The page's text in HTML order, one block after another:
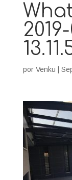
por Venku